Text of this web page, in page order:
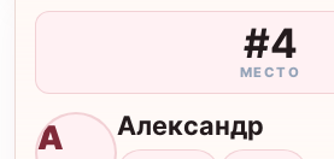
#4
МЕСТО
А Александр